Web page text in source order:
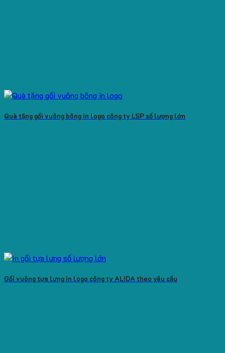
Quà tặng gối vuông bông in logo công ty LSP số lượng lớn
Gối vuông tựa lưng in logo công ty ALIDA theo yêu cầu